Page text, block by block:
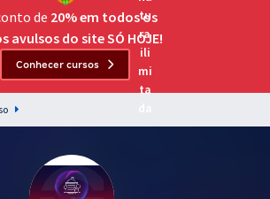
preparação para o Exame da
intensiva para as principais
Brasil
de 20% em todos os
avulsos do site SÓ HOJE!
Conhecer cursos